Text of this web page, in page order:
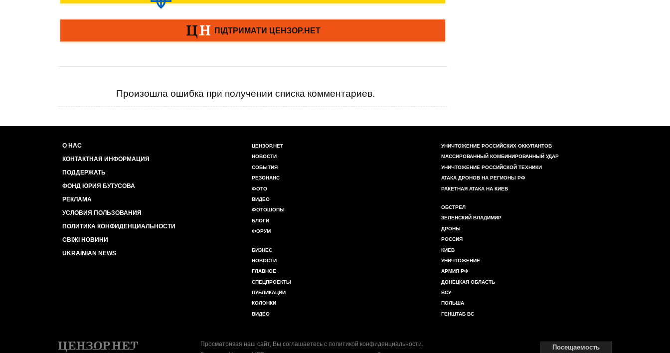
Произошла ошибка при получении списка комментариев.
О НАС
КОНТАКТНАЯ ИНФОРМАЦИЯ
ПОДДЕРЖАТЬ
ФОНД ЮРИЯ БУТУСОВА
РЕКЛАМА
УСЛОВИЯ ПОЛЬЗОВАНИЯ
ПОЛИТИКА КОНФИДЕНЦИАЛЬНОСТИ
СВІЖІ НОВИНИ
UKRAINIAN NEWS
ЦЕНЗОР.НЕТ
НОВОСТИ
СОБЫТИЯ
РЕЗОНАНС
ФОТО
ВИДЕО
ФОТОШОПЫ
БЛОГИ
ФОРУМ
БИЗНЕС
НОВОСТИ
ГЛАВНОЕ
СПЕЦПРОЕКТЫ
ПУБЛИКАЦИИ
КОЛОНКИ
ВИДЕО
УНИЧТОЖЕНИЕ РОССИЙСКИХ ОККУПАНТОВ
МАССИРОВАННЫЙ КОМБИНИРОВАННЫЙ УДАР
УНИЧТОЖЕНИЕ РОССИЙСКОЙ ТЕХНИКИ
АТАКА ДРОНОВ НА РЕГИОНЫ РФ
РАКЕТНАЯ АТАКА НА КИЕВ
ОБСТРЕЛ
ЗЕЛЕНСКИЙ ВЛАДИМИР
ДРОНЫ
РОССИЯ
КИЕВ
УНИЧТОЖЕНИЕ
АРМИЯ РФ
ДОНЕЦКАЯ ОБЛАСТЬ
ВСУ
ПОЛЬША
ГЕНШТАБ ВС
Просматривая наш сайт, Вы соглашаетесь с политикой конфиденциальности.
Посещаемость